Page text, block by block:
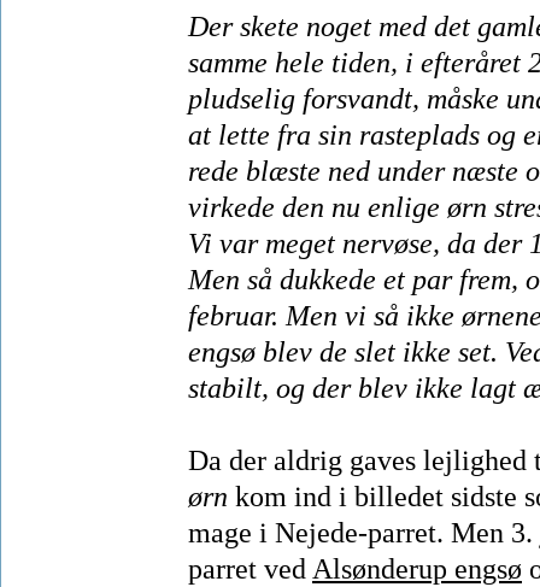
Der skete noget med det
samme hele tiden, i efteråret
pludselig forsvandt, måske
at lette fra sin rasteplads og
rede blæste ned under næste
virkede den nu enlige ørn
Vi var meget nervøse, da der
Men så dukkede et par frem,
februar. Men vi så ikke
engsø blev de slet ikke set.
stabilt, og der blev ikke lagt
Da der aldrig gaves
ørn kom ind i billedet sidste
mage i Nejede-parret. Men
parret ved Alsønderup engsø